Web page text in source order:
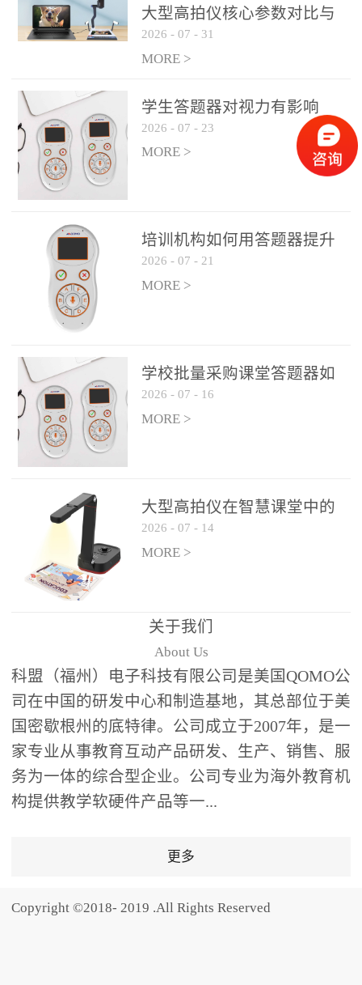
课堂互动解决方案，重新
定义了师生互动的新模
教学节奏的重要性，采用
“零学习成本” 的设计理
念，教师无需复杂培训即
可快速上手。软件支持与
PPT、白板等常用教学工具
几步：打开软件、选择互
动模式、发起互动任务，
整个过程不超过 30 秒，完
美融入正常教学流程，避
免打断课堂连贯性。无论
点讲解互动，还是课后即
时反馈，QVote 都能灵活
适配不同教学环节需求，
让教师专注于教学内容本
身，而非技术操作。多元
热情QVote 提供了丰富的
互动功能矩阵，满足不同
学科、不同教学目标的互
动需求：即时答题：支持
单选题、多选题、判断题
等基础题型，学生通过答
题器快速响应，系统实时
统计答题数据并生成可视
化图表，让教师瞬间掌握
学生知识掌握情况。主观
反馈：包含简答题、观点
阐述等开放式互动，鼓励
学生自由表达思考过程，
培养批判性思维与表达能
功能增加课堂趣味性，同
大型高拍仪核心参数对比与
选购建议
2026 - 07 - 31
MORE >
学生答题器对视力有影响
吗？
2026 - 07 - 23
MORE >
培训机构如何用答题器提升
学生专注度
2026 - 07 - 21
MORE >
学校批量采购课堂答题器如
何选厂家
2026 - 07 - 16
MORE >
大型高拍仪在智慧课堂中的
实际应用
2026 - 07 - 14
MORE >
关于我们
About Us
科盟（福州）电子科技有限公司是美国QOMO公
司在中国的研发中心和制造基地，其总部位于美
国密歇根州的底特律。公司成立于2007年，是一
家专业从事教育互动产品研发、生产、销售、服
务为一体的综合型企业。公司专业为海外教育机
构提供教学软硬件产品等一...
更多
Copyright ©2018- 2019 .All Rights Reserved